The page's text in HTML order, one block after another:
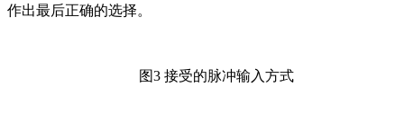
作出最后正确的选择。
图3 接受的脉冲输入方式